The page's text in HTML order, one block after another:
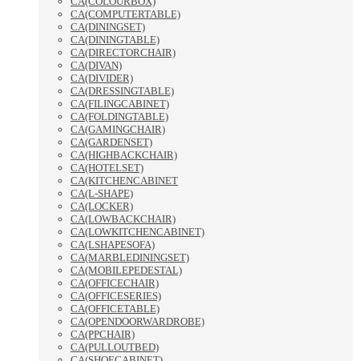
CA(COMPUTERTABLE)
CA(DININGSET)
CA(DININGTABLE)
CA(DIRECTORCHAIR)
CA(DIVAN)
CA(DIVIDER)
CA(DRESSINGTABLE)
CA(FILINGCABINET)
CA(FOLDINGTABLE)
CA(GAMINGCHAIR)
CA(GARDENSET)
CA(HIGHBACKCHAIR)
CA(HOTELSET)
CA(KITCHENCABINET
CA(L-SHAPE)
CA(LOCKER)
CA(LOWBACKCHAIR)
CA(LOWKITCHENCABINET)
CA(LSHAPESOFA)
CA(MARBLEDININGSET)
CA(MOBILEPEDESTAL)
CA(OFFICECHAIR)
CA(OFFICESERIES)
CA(OFFICETABLE)
CA(OPENDOORWARDROBE)
CA(PPCHAIR)
CA(PULLOUTBED)